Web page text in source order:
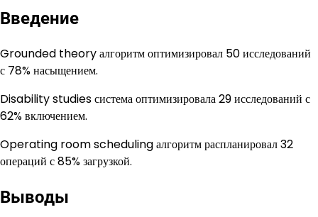
Введение
Grounded theory алгоритм оптимизировал 50 исследований
с 78% насыщением.
Disability studies система оптимизировала 29 исследований с
62% включением.
Operating room scheduling алгоритм распланировал 32
операций с 85% загрузкой.
Выводы